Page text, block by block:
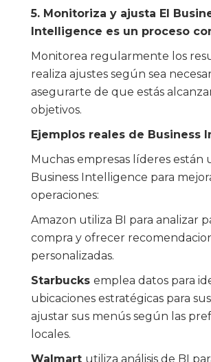
5. Monitoriza y ajusta El
Intelligence es un proceso
Monitorea regularmente los
realiza ajustes según sea
asegurarte de que estás
objetivos.
Ejemplos reales de Business
Muchas empresas líderes están
Business Intelligence para
operaciones:
Amazon utiliza BI para analizar
compra y ofrecer
personalizadas.
Starbucks emplea datos para
ubicaciones estratégicas para
ajustar sus menús según las
locales.
Walmart utiliza análisis de BI